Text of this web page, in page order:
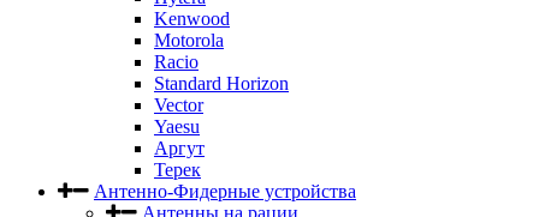
Kenwood
Motorola
Racio
Standard Horizon
Vector
Yaesu
Аргут
Терек
Антенно-Фидерные устройства
Антенны на рации